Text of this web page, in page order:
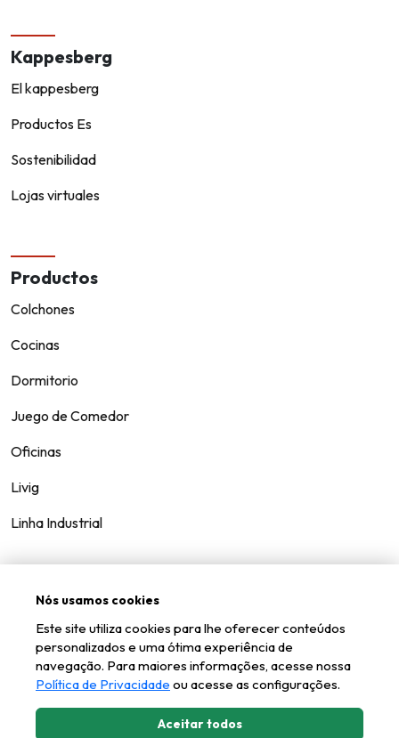
Kappesberg
El kappesberg
Productos Es
Sostenibilidad
Lojas virtuales
Productos
Colchones
Cocinas
Dormitorio
Juego de Comedor
Oficinas
Livig
Linha Industrial
Contáctenos
Hable
Nós usamos cookies
Este site utiliza cookies para lhe oferecer conteúdos
personalizados e uma ótima experiência de
navegação. Para maiores informações, acesse nossa
Política de Privacidade ou acesse as configurações.
Aceitar todos